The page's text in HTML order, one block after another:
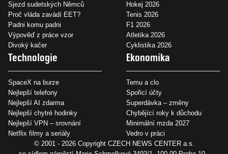
Sjezd sudetských Němců
Proč vláda zavádí EET?
Padni komu padni
Výpověď z práce vzor
Divoký kačer
Hokej 2026
Tenis 2026
F1 2026
Atletika 2026
Cyklistika 2026
Technologie
SpaceX na burze
Nejlepší telefony
Nejlepší AI zdarma
Nejlepší chytré hodinky
Nejlepší VPN – srovnání
Netflix filmy a seriály
Ekonomika
Temu a clo
Spořicí účty
Superdávka – změny
Chybějící roky k důchodu
Minimální mzda 2027
Vedro v práci
© 2001 - 2026 Copyright CZECH NEWS CENTER a.s.